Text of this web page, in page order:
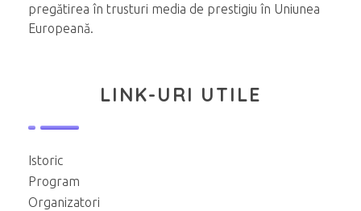
pregătirea în trusturi media de prestigiu în Uniunea
Europeană.
LINK-URI UTILE
Istoric
Program
Organizatori